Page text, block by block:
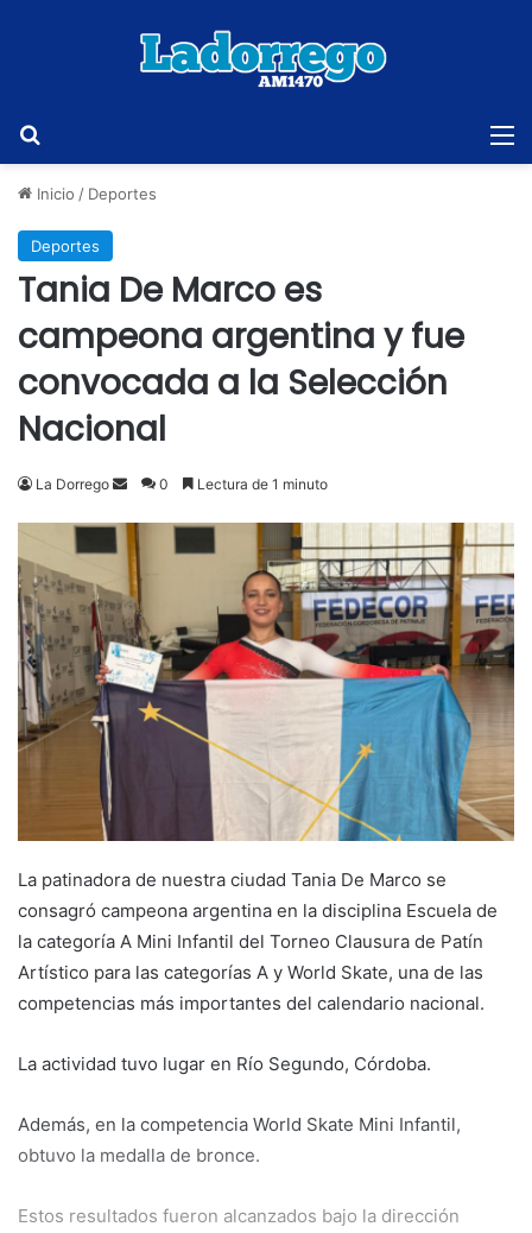
Inicio / Deportes
Deportes
Tania De Marco es
campeona argentina y fue
convocada a la Selección
Nacional
La Dorrego
Send
email
0 Lectura de 1 minuto
La patinadora de nuestra ciudad Tania De Marco se
consagró campeona argentina en la disciplina Escuela de
la categoría A Mini Infantil del Torneo Clausura de Patín
Artístico para las categorías A y World Skate, una de las
competencias más importantes del calendario nacional.
La actividad tuvo lugar en Río Segundo, Córdoba.
Además, en la competencia World Skate Mini Infantil,
obtuvo la medalla de bronce.
Estos resultados fueron alcanzados bajo la dirección